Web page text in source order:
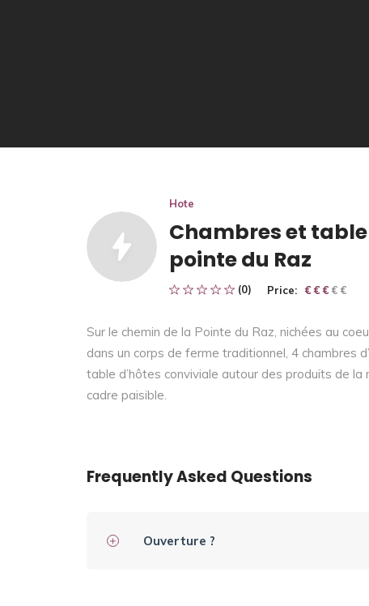
Hote
Chambres et
pointe du Raz
(0) Price: € € € € €
€ € €
Sur le chemin de la Pointe du Raz, nichées au
dans un corps de ferme traditionnel, 4 chambres
table d’hôtes conviviale autour des produits de
cadre paisible.
Frequently Asked Questions
Ouverture ?